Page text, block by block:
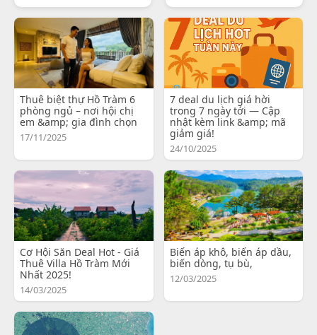
Thuê biệt thự Hồ Tràm 6
phòng ngủ – nơi hội chị
em &amp; gia đình chọn
17/11/2025
7 deal du lịch giá hời
trong 7 ngày tới — Cập
nhật kèm link &amp; mã
giảm giá!
24/10/2025
Cơ Hội Săn Deal Hot - Giá
Thuê Villa Hồ Tràm Mới
Nhất 2025!
14/03/2025
Biến áp khô, biến áp dầu,
biến dòng, tụ bù,
12/03/2025